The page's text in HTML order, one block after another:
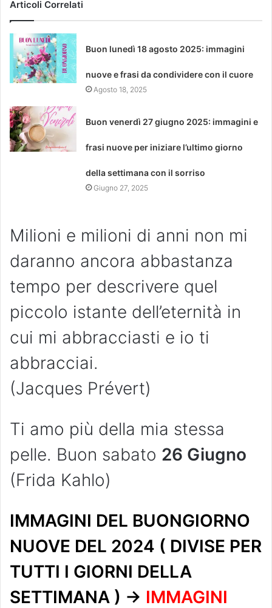
Articoli Correlati
Buon lunedì 18 agosto 2025: immagini
nuove e frasi da condividere con il cuore
Agosto 18, 2025
Buon venerdì 27 giugno 2025: immagini e
frasi nuove per iniziare l’ultimo giorno
della settimana con il sorriso
Giugno 27, 2025
Milioni e milioni di anni non mi
daranno ancora abbastanza
tempo per descrivere quel
piccolo istante dell’eternità in
cui mi abbracciasti e io ti
abbracciai.
(Jacques Prévert)
Ti amo più della mia stessa
pelle. Buon sabato 26 Giugno
(Frida Kahlo)
IMMAGINI DEL BUONGIORNO
NUOVE DEL 2024 ( DIVISE PER
TUTTI I GIORNI DELLA
SETTIMANA ) -> IMMAGINI